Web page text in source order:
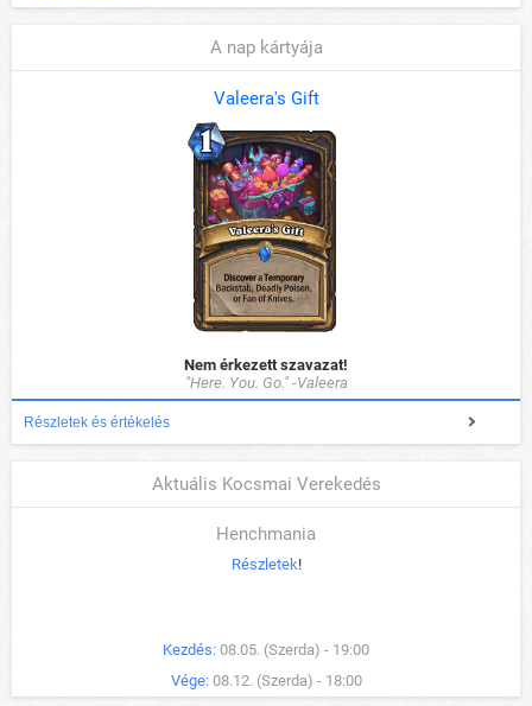
A nap kártyája
Valeera's Gift
Nem érkezett szavazat!
"Here. You. Go." -Valeera
Részletek és értékelés
Aktuális Kocsmai Verekedés
Henchmania
Részletek!
Kezdés: 08.05. (Szerda) - 19:00
Vége: 08.12. (Szerda) - 18:00